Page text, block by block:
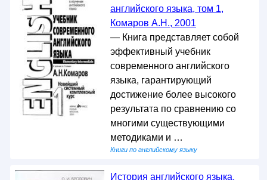
английского языка, том 1,
Комаров А.Н., 2001
— Книга представляет собой
эффективный учебник
современного английского
языка, гарантирующий
достижение более высокого
результата по сравнению со
многими существующими
методиками и …
Книги по английскому языку
История английского языка,